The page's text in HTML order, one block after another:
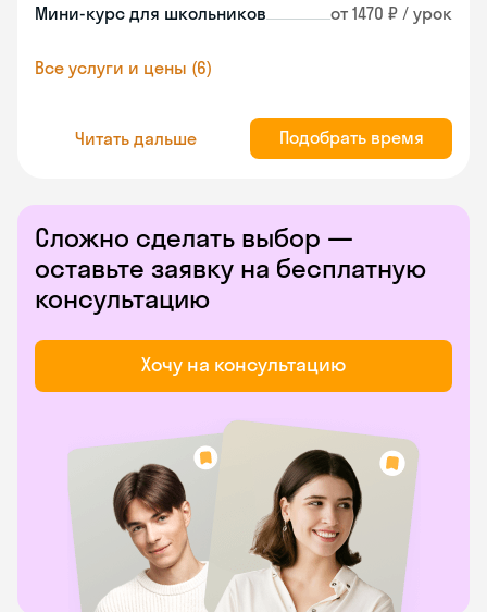
Мини-курс для школьников от 1470 ₽ / урок
Все услуги и цены (6)
Читать дальше Подобрать время
Сложно сделать выбор —
оставьте заявку на бесплатную
консультацию
Хочу на консультацию